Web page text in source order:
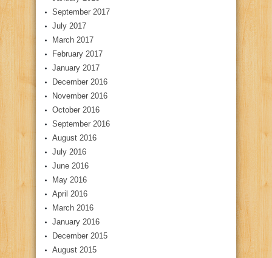
September 2017
July 2017
March 2017
February 2017
January 2017
December 2016
November 2016
October 2016
September 2016
August 2016
July 2016
June 2016
May 2016
April 2016
March 2016
January 2016
December 2015
August 2015